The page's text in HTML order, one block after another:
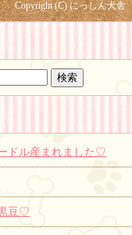
Copyright (C) にっしん犬舎
ドル産まれました♡
豆♡